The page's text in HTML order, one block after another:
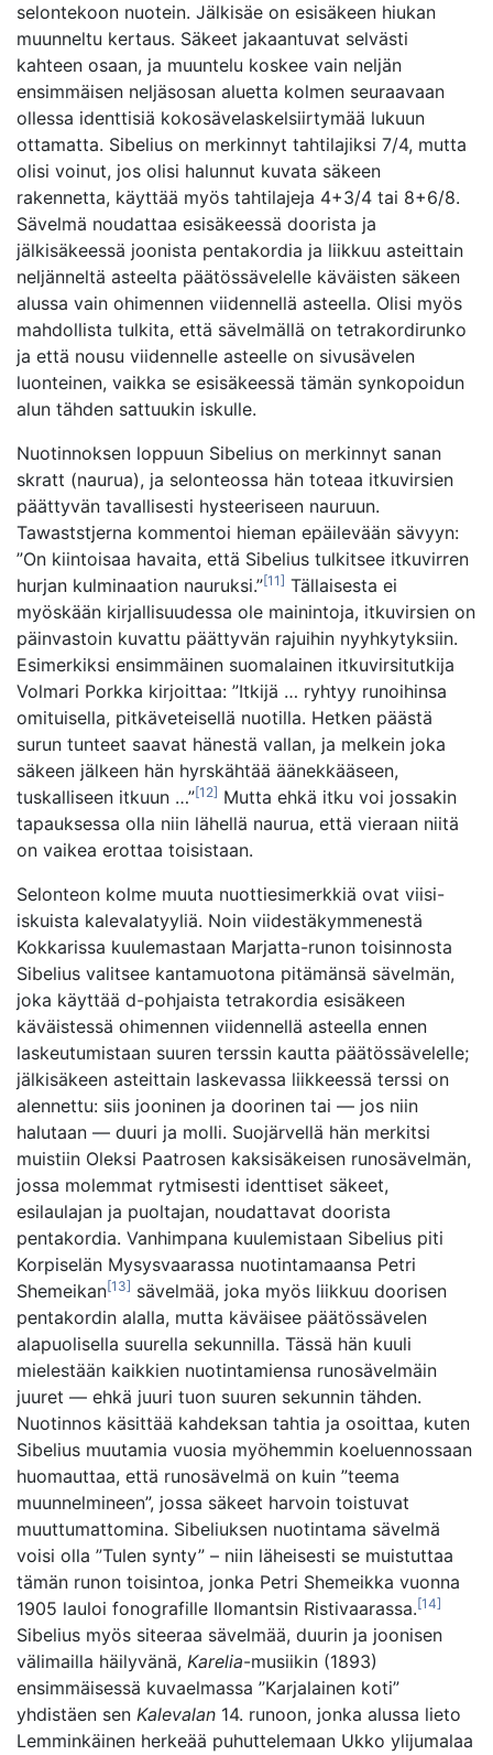
selontekoon nuotein. Jälkisäe on esisäkeen hiukan
muunneltu kertaus. Säkeet jakaantuvat selvästi
kahteen osaan, ja muuntelu koskee vain neljän
ensimmäisen neljäsosan aluetta kolmen seuraavaan
ollessa identtisiä kokosävelaskelsiirtymää lukuun
ottamatta. Sibelius on merkinnyt tahtilajiksi 7/4, mutta
olisi voinut, jos olisi halunnut kuvata säkeen
rakennetta, käyttää myös tahtilajeja 4+3/4 tai 8+6/8.
Sävelmä noudattaa esisäkeessä doorista ja
jälkisäkeessä joonista pentakordia ja liikkuu asteittain
neljänneltä asteelta päätössävelelle käväisten säkeen
alussa vain ohimennen viidennellä asteella. Olisi myös
mahdollista tulkita, että sävelmällä on tetrakordirunko
ja että nousu viidennelle asteelle on sivusävelen
luonteinen, vaikka se esisäkeessä tämän synkopoidun
alun tähden sattuukin iskulle.
Nuotinnoksen loppuun Sibelius on merkinnyt sanan
skratt (naurua), ja selonteossa hän toteaa itkuvirsien
päättyvän tavallisesti hysteeriseen nauruun.
Tawaststjerna kommentoi hieman epäilevään sävyyn:
”On kiintoisaa havaita, että Sibelius tulkitsee itkuvirren
hurjan kulminaation nauruksi.”[11] Tällaisesta ei
myöskään kirjallisuudessa ole mainintoja, itkuvirsien on
päinvastoin kuvattu päättyvän rajuihin nyyhkytyksiin.
Esimerkiksi ensimmäinen suomalainen itkuvirsitutkija
Volmari Porkka kirjoittaa: ”Itkijä … ryhtyy runoihinsa
omituisella, pitkäveteisellä nuotilla. Hetken päästä
surun tunteet saavat hänestä vallan, ja melkein joka
säkeen jälkeen hän hyrskähtää äänekkääseen,
tuskalliseen itkuun …”[12] Mutta ehkä itku voi jossakin
tapauksessa olla niin lähellä naurua, että vieraan niitä
on vaikea erottaa toisistaan.
Selonteon kolme muuta nuottiesimerkkiä ovat viisi-
iskuista kalevalatyyliä. Noin viidestäkymmenestä
Kokkarissa kuulemastaan Marjatta-runon toisinnosta
Sibelius valitsee kantamuotona pitämänsä sävelmän,
joka käyttää d-pohjaista tetrakordia esisäkeen
käväistessä ohimennen viidennellä asteella ennen
laskeutumistaan suuren terssin kautta päätössävelelle;
jälkisäkeen asteittain laskevassa liikkeessä terssi on
alennettu: siis jooninen ja doorinen tai — jos niin
halutaan — duuri ja molli. Suojärvellä hän merkitsi
muistiin Oleksi Paatrosen kaksisäkeisen runosävelmän,
jossa molemmat rytmisesti identtiset säkeet,
esilaulajan ja puoltajan, noudattavat doorista
pentakordia. Vanhimpana kuulemistaan Sibelius piti
Korpiselän Mysysvaarassa nuotintamaansa Petri
Shemeikan[13] sävelmää, joka myös liikkuu doorisen
pentakordin alalla, mutta käväisee päätössävelen
alapuolisella suurella sekunnilla. Tässä hän kuuli
mielestään kaikkien nuotintamiensa runosävelmäin
juuret — ehkä juuri tuon suuren sekunnin tähden.
Nuotinnos käsittää kahdeksan tahtia ja osoittaa, kuten
Sibelius muutamia vuosia myöhemmin koeluennossaan
huomauttaa, että runosävelmä on kuin ”teema
muunnelmineen”, jossa säkeet harvoin toistuvat
muuttumattomina. Sibeliuksen nuotintama sävelmä
voisi olla ”Tulen synty” – niin läheisesti se muistuttaa
tämän runon toisintoa, jonka Petri Shemeikka vuonna
1905 lauloi fonografille Ilomantsin Ristivaarassa. [14]
Sibelius myös siteeraa sävelmää, duurin ja joonisen
välimailla häilyvänä, Karelia-musiikin (1893)
ensimmäisessä kuvaelmassa ”Karjalainen koti”
yhdistäen sen Kalevalan 14. runoon, jonka alussa lieto
Lemminkäinen herkeää puhuttelemaan Ukko ylijumalaa